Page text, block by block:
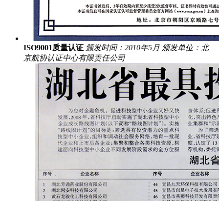
ISO9001质量认证 颁发时间：2010年5月 颁发单位：北
京航协认证中心有限责任公司